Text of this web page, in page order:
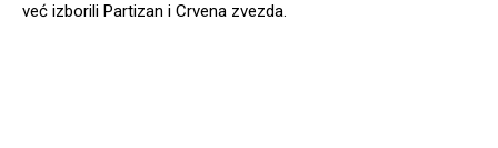
već izborili Partizan i Crvena zvezda.